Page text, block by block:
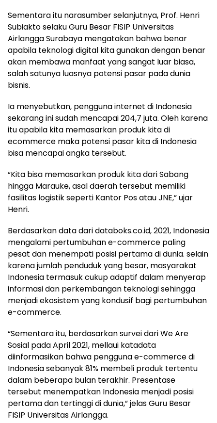
Sementara itu narasumber selanjutnya, Prof. Henri
Subiakto selaku Guru Besar FISIP Universitas
Airlangga Surabaya mengatakan bahwa benar
apabila teknologi digital kita gunakan dengan benar
akan membawa manfaat yang sangat luar biasa,
salah satunya luasnya potensi pasar pada dunia
bisnis.
Ia menyebutkan, pengguna internet di Indonesia
sekarang ini sudah mencapai 204,7 juta. Oleh karena
itu apabila kita memasarkan produk kita di
ecommerce maka potensi pasar kita di Indonesia
bisa mencapai angka tersebut.
“Kita bisa memasarkan produk kita dari Sabang
hingga Marauke, asal daerah tersebut memiliki
fasilitas logistik seperti Kantor Pos atau JNE,” ujar
Henri.
Berdasarkan data dari databoks.co.id, 2021, Indonesia
mengalami pertumbuhan e-commerce paling
pesat dan menempati posisi pertama di dunia. selain
karena jumlah penduduk yang besar, masyarakat
Indonesia termasuk cukup adaptif dalam menyerap
informasi dan perkembangan teknologi sehingga
menjadi ekosistem yang kondusif bagi pertumbuhan
e-commerce.
“Sementara itu, berdasarkan survei dari We Are
Sosial pada April 2021, mellaui katadata
diinformasikan bahwa pengguna e-commerce di
Indonesia sebanyak 81% membeli produk tertentu
dalam beberapa bulan terakhir. Presentase
tersebut menempatkan Indonesia menjadi posisi
pertama dan tertinggi di dunia,” jelas Guru Besar
FISIP Universitas Airlangga.